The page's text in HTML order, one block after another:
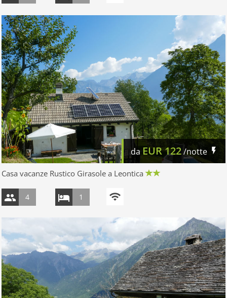
da EUR122/notte
Casa vacanze Rustico Girasole a Leontica
4 1